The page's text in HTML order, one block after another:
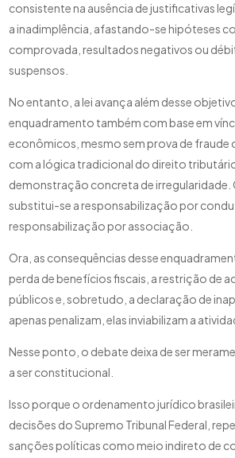
consistente na ausência de justificativas
a inadimplência, afastando-se hipóteses
comprovada, resultados negativos ou
suspensos.
No entanto, a lei avança além desse
enquadramento também com base em
econômicos, mesmo sem prova de fraude
com a lógica tradicional do direito
demonstração concreta de irregularidade.
substitui-se a responsabilização por
responsabilização por associação.
Ora, as consequências desse
perda de benefícios fiscais, a restrição de
públicos e, sobretudo, a declaração de
apenas penalizam, elas inviabilizam a
Nesse ponto, o debate deixa de ser
a ser constitucional.
Isso porque o ordenamento jurídico
decisões do Supremo Tribunal Federal,
sanções políticas como meio indireto de